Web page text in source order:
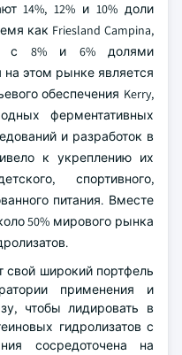
14%, 12% и 10% доли
как Friesland Campina,
с 8% и 6% долями
на этом рынке является
обеспечения Kerry,
ферментативных
и разработок в
к укреплению их
спортивного,
питания. Вместе
50% мирового рынка
свой широкий портфель
применения и
чтобы лидировать в
гидролизатов с
сосредоточена на